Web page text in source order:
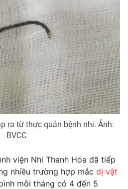
hình Việt Nam
và báo điện tử số 483/GP-BTTTT
Thị Mỹ Hạnh, Phạm Quốc Thắng,
- 024.38 355 932
ra từ thực quản bệnh nhi. Ảnh:
BVCC
viện Nhi Thanh Hóa đã tiếp
nhiều trường hợp mắc dị vật
mỗi tháng có 4 đến 5